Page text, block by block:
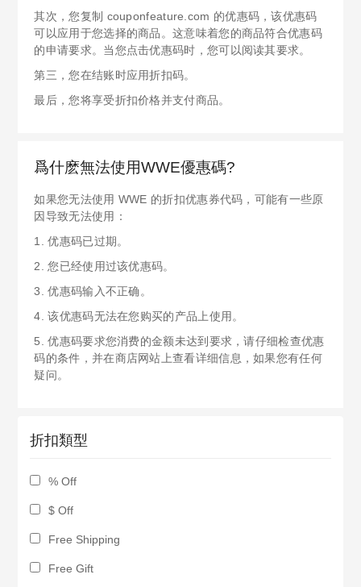
其次，您复制 couponfeature.com 的优惠码，该优惠码
可以应用于您选择的商品。这意味着您的商品符合优惠码
的申请要求。当您点击优惠码时，您可以阅读其要求。
第三，您在结账时应用折扣码。
最后，您将享受折扣价格并支付商品。
爲什麽無法使用WWE優惠碼?
如果您无法使用 WWE 的折扣优惠券代码，可能有一些原
因导致无法使用：
1. 优惠码已过期。
2. 您已经使用过该优惠码。
3. 优惠码输入不正确。
4. 该优惠码无法在您购买的产品上使用。
5. 优惠码要求您消费的金额未达到要求，请仔细检查优惠
码的条件，并在商店网站上查看详细信息，如果您有任何
疑问。
折扣類型
% Off
$ Off
Free Shipping
Free Gift